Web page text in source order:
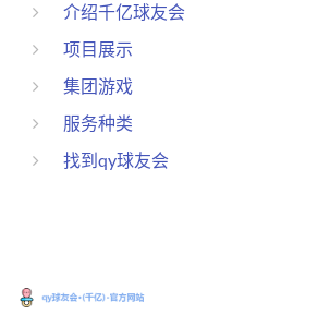
介绍千亿球友会
项目展示
集团游戏
服务种类
找到qy球友会